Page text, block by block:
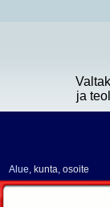
ja
Alue, kunta, osoite